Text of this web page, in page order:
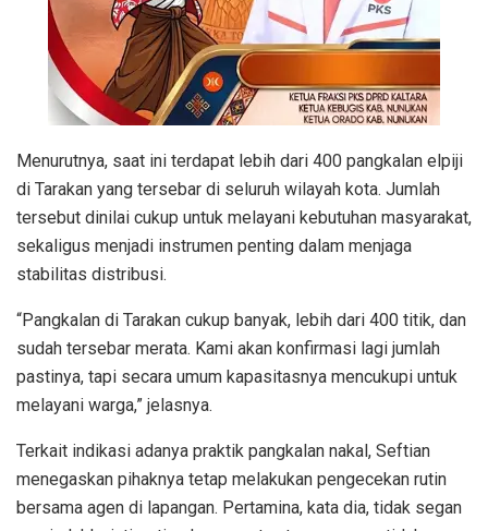
Menurutnya, saat ini terdapat lebih dari 400 pangkalan elpiji
di Tarakan yang tersebar di seluruh wilayah kota. Jumlah
tersebut dinilai cukup untuk melayani kebutuhan masyarakat,
sekaligus menjadi instrumen penting dalam menjaga
stabilitas distribusi.
“Pangkalan di Tarakan cukup banyak, lebih dari 400 titik, dan
sudah tersebar merata. Kami akan konfirmasi lagi jumlah
pastinya, tapi secara umum kapasitasnya mencukupi untuk
melayani warga,” jelasnya.
Terkait indikasi adanya praktik pangkalan nakal, Seftian
menegaskan pihaknya tetap melakukan pengecekan rutin
bersama agen di lapangan. Pertamina, kata dia, tidak segan